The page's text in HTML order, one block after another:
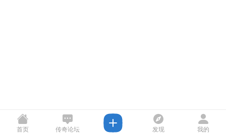
首页 传奇论坛 发现 我的